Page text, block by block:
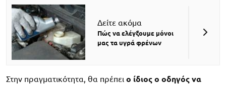
Δείτε ακόμα
Πώς να ελέγξουμε μόνοι
μας τα υγρά φρένων
Στην πραγματικότητα, θα πρέπει ο ίδιος ο οδηγός να